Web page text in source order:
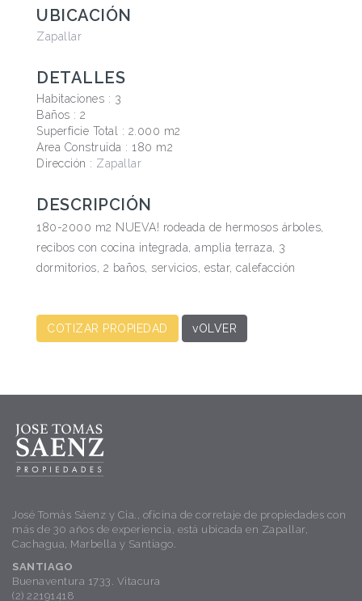
UBICACIÓN
Zapallar
DETALLES
Habitaciones : 3
Baños : 2
Superficie Total : 2.000 m2
Area Construida : 180 m2
Dirección : Zapallar
DESCRIPCIÓN
180-2000 m2 NUEVA! rodeada de hermosos árboles,
recibos con cocina integrada, amplia terraza, 3
dormitorios, 2 baños, servicios, estar, calefacción
COTIZAR PROPIEDAD vOLVER
José Tomás Sáenz y Cia., oficina de corretaje de propiedades con
más de 30 años de experiencia, está ubicada en Zapallar,
Cachagua, Marbella y Santiago.
SANTIAGO
Buenaventura 1733. Vitacura
(2) 22191418